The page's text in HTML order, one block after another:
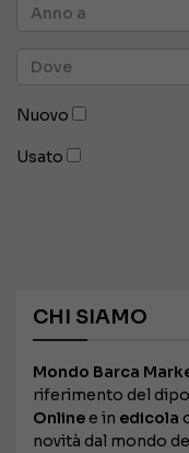
Nuovo
Usato
CHI SIAMO
Mondo Barca
riferimento del
Online e in edicola
novità dal mondo